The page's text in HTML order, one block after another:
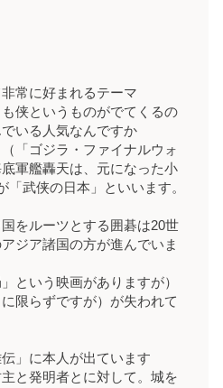
常に好まれるテーマ
も侠というものがでてくるの
いる人気なんですか
「ゴジラ・ファイナルウォ
軍艦轟天は、元になった小
「武侠の日本」といいます。
をルーツとする囲碁は20世
ジア諸国の方が進んでいま
という映画がありますが）
限らずですが）が失われて
」に本人が出ています
と発明者とに対して。城を